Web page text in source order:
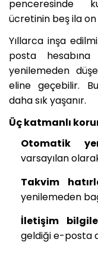
penceresinde
ücretinin beş ila on
Yıllarca inşa
posta
yenilemeden
eline geçebilir.
daha sık yaşanır.
Üç katmanlı
Otomatik
varsayılan
Takvim
yenilemeden
İletişim
geldiği e-posta